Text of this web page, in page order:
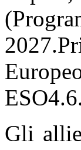
Gli